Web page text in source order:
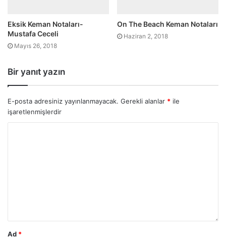
Eksik Keman Notaları-
Mustafa Ceceli
Mayıs 26, 2018
On The Beach Keman Notaları
Haziran 2, 2018
Bir yanıt yazın
E-posta adresiniz yayınlanmayacak. Gerekli alanlar * ile
işaretlenmişlerdir
Ad *